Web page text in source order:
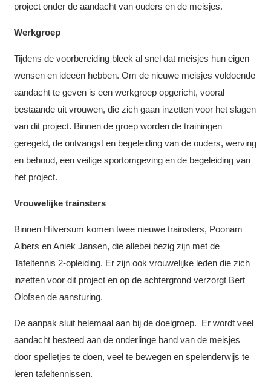
project onder de aandacht van ouders en de meisjes.
Werkgroep
Tijdens de voorbereiding bleek al snel dat meisjes hun eigen
wensen en ideeën hebben. Om de nieuwe meisjes voldoende
aandacht te geven is een werkgroep opgericht, vooral
bestaande uit vrouwen, die zich gaan inzetten voor het slagen
van dit project. Binnen de groep worden de trainingen
geregeld, de ontvangst en begeleiding van de ouders, werving
en behoud, een veilige sportomgeving en de begeleiding van
het project.
Vrouwelijke trainsters
Binnen Hilversum komen twee nieuwe trainsters, Poonam
Albers en Aniek Jansen, die allebei bezig zijn met de
Tafeltennis 2-opleiding. Er zijn ook vrouwelijke leden die zich
inzetten voor dit project en op de achtergrond verzorgt Bert
Olofsen de aansturing.
De aanpak sluit helemaal aan bij de doelgroep. Er wordt veel
aandacht besteed aan de onderlinge band van de meisjes
door spelletjes te doen, veel te bewegen en spelenderwijs te
leren tafeltennissen.